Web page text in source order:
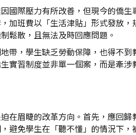
國際壓力有所改善，但現今的僑
班費以「生活津貼」形式發放，
鬆散，且無法及時回應問題。
帶，學生缺乏勞動保障，也得不
實習制度並非單一個案，而是牽
在眉睫的改革方向。首先，應回
免學生在「聽不懂」的情況下，